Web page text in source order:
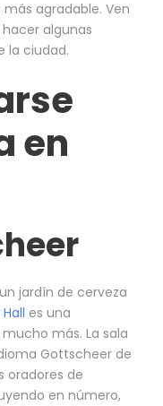
agradable. Ven
algunas
la ciudad.
en
jardín de cerveza
es una
más. La sala
Gottscheer de
oradores de
en número,